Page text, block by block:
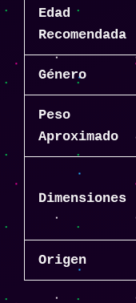
Edad
Recomendada
Género
Peso
Aproximado
Dimensiones
Origen